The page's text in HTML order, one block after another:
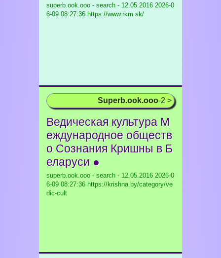
superb.ook.ooo - search - 12.05.2016 2026-0
6-09 08:27:36 https://www.rkm.sk/
Superb.ook.ooo-2 >
Ведическая культура М
еждународное обществ
о Сознания Кришны в Б
еларуси ●
superb.ook.ooo - search - 12.05.2016 2026-0
6-09 08:27:36 https://krishna.by/category/ve
dic-cult